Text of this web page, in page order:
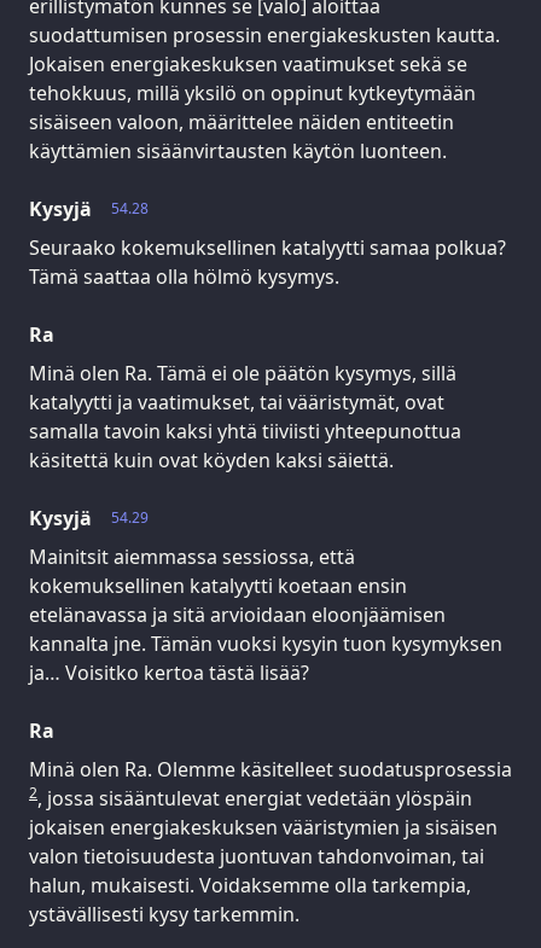
erillistymätön kunnes se [valo] aloittaa
suodattumisen prosessin energiakeskusten kautta.
Jokaisen energiakeskuksen vaatimukset sekä se
tehokkuus, millä yksilö on oppinut kytkeytymään
sisäiseen valoon, määrittelee näiden entiteetin
käyttämien sisäänvirtausten käytön luonteen.
54.28
Kysyjä
Seuraako kokemuksellinen katalyytti samaa polkua?
Tämä saattaa olla hölmö kysymys.
Ra
Minä olen Ra. Tämä ei ole päätön kysymys, sillä
katalyytti ja vaatimukset, tai vääristymät, ovat
samalla tavoin kaksi yhtä tiiviisti yhteepunottua
käsitettä kuin ovat köyden kaksi säiettä.
54.29
Kysyjä
Mainitsit aiemmassa sessiossa, että
kokemuksellinen katalyytti koetaan ensin
etelänavassa ja sitä arvioidaan eloonjäämisen
kannalta jne. Tämän vuoksi kysyin tuon kysymyksen
ja… Voisitko kertoa tästä lisää?
Ra
Minä olen Ra. Olemme käsitelleet suodatusprosessia
2, jossa sisääntulevat energiat vedetään ylöspäin
jokaisen energiakeskuksen vääristymien ja sisäisen
valon tietoisuudesta juontuvan tahdonvoiman, tai
halun, mukaisesti. Voidaksemme olla tarkempia,
ystävällisesti kysy tarkemmin.